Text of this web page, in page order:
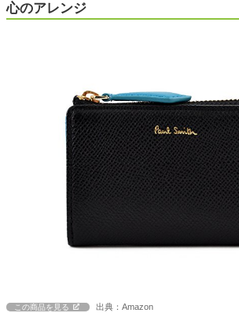
心のアレンジ
この商品を見る 出典：Amazon